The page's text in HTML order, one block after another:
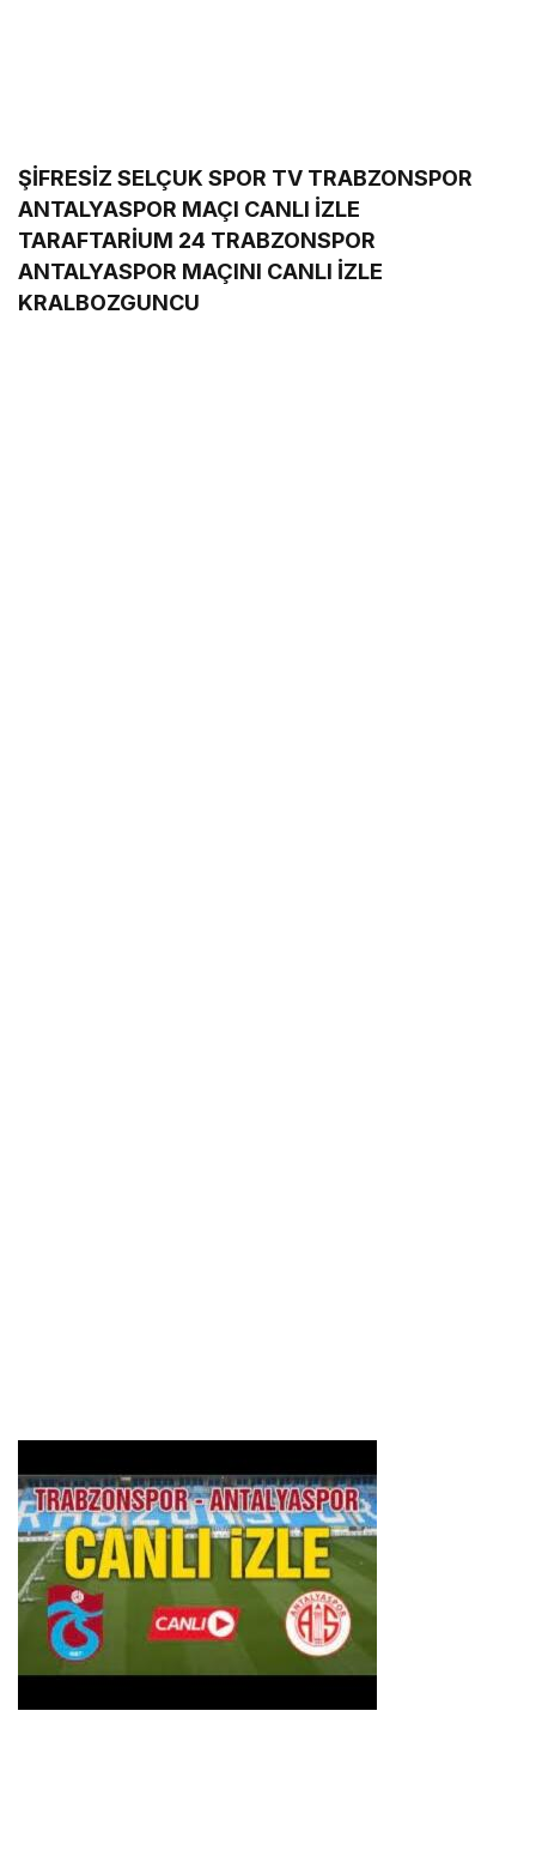
ŞİFRESİZ SELÇUK SPOR TV TRABZONSPOR
ANTALYASPOR MAÇI CANLI İZLE
TARAFTARİUM 24 TRABZONSPOR
ANTALYASPOR MAÇINI CANLI İZLE
KRALBOZGUNCU